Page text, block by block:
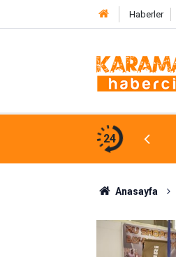
Haberler
24
Mücadelenin Startı Verildi
Anasayfa